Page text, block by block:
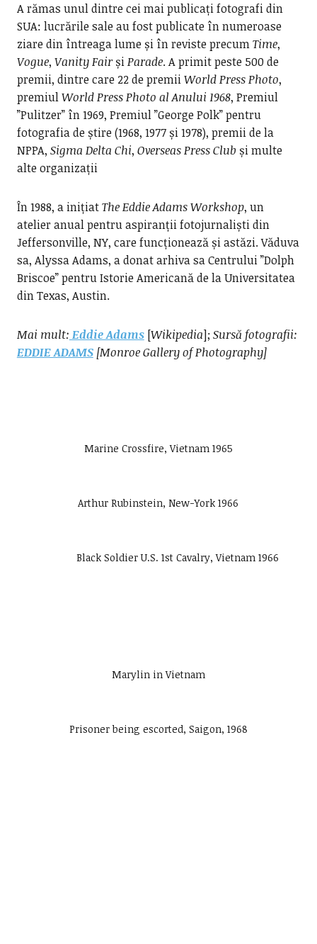
A rămas unul dintre cei mai publicați fotografi din
SUA: lucrările sale au fost publicate în numeroase
ziare din întreaga lume și în reviste precumTime,
Vogue, Vanity FairșiParade. A primit peste 500 de
premii, dintre care 22 de premiiWorld Press Photo,
premiulWorld Press Photo al Anului 1968, Premiul
”Pulitzer” în 1969, Premiul ”George Polk” pentru
fotografia de știre (1968, 1977 și 1978), premii de la
NPPA, Sigma Delta Chi, Overseas Press Club și multe
alte organizații
În 1988, a inițiatThe Eddie Adams Workshop, un
atelier anual pentru aspiranții fotojurnaliști din
Jeffersonville, NY, care funcționează și astăzi. Văduva
sa, Alyssa Adams, a donat arhiva sa Centrului ”Dolph
Briscoe” pentru Istorie Americană de la Universitatea
din Texas, Austin.
Mai mult: Eddie Adams[Wikipedia];Sursă fotografii:
EDDIE ADAMS[Monroe Gallery of Photography]
Marine Crossfire, Vietnam 1965
Arthur Rubinstein, New-York 1966
Black Soldier U.S. 1st Cavalry, Vietnam 1966
Marylin in Vietnam
Prisoner being escorted, Saigon, 1968